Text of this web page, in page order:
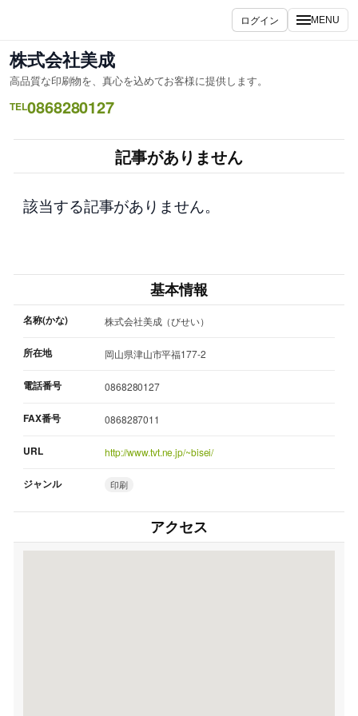
を
ス
キ
ッ
ログイン MENU
株式会社美成
高品質な印刷物を、真心を込めてお客様に提供します。
TEL0868280127
記事がありません
該当する記事がありません。
基本情報
名称(かな) 株式会社美成（びせい）
所在地 岡山県津山市平福177-2
電話番号 0868280127
FAX番号 0868287011
URL http://www.tvt.ne.jp/~bisei/
ジャンル 印刷
アクセス